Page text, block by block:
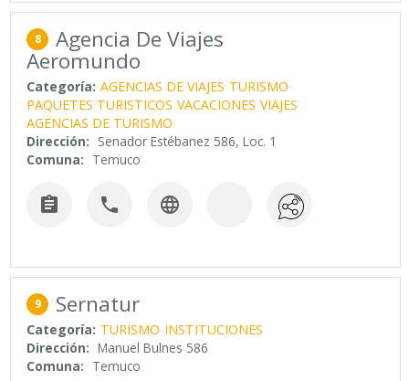
8 Agencia De Viajes
Aeromundo
Categoría: AGENCIAS DE VIAJES TURISMO
PAQUETES TURISTICOS VACACIONES VIAJES
AGENCIAS DE TURISMO
Dirección: Senador Estébanez 586, Loc. 1
Comuna: Temuco
  
9 Sernatur
Categoría: TURISMO INSTITUCIONES
Dirección: Manuel Bulnes 586
Comuna: Temuco